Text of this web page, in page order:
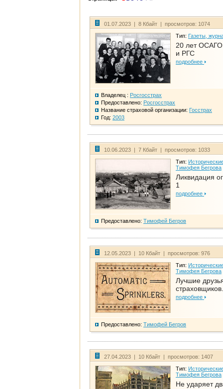
01.07.2023 | 8 Кбайт | просмотров: 1074
Тип: Газеты,
20 лет
и РГС
подробнее
Владелец : Росгосстрах
Предоставлено: Росгосстрах
Название страховой организации: Госстрах
Год: 2003
10.06.2023 | 7 Кбайт | просмотров: 1033
Тип:
Тимофея Бегрова
Ликвидация
1
подробнее
Предоставлено: Тимофей Бегров
12.05.2023 | 10 Кбайт | просмотров: 976
Тип:
Тимофея Бегрова
Лучшие
подробнее
Предоставлено: Тимофей Бегров
27.04.2023 | 10 Кбайт | просмотров: 1407
Тип:
Тимофея Бегрова
Не ударяет